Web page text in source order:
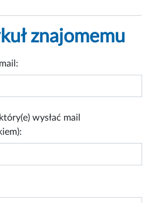
znajomemu
wysłać mail